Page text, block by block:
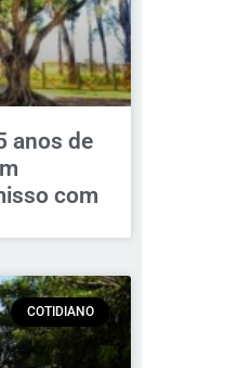
anos de
com
COTIDIANO